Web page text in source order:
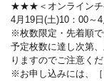
★★★＜オンラインチ
4月19日(土)10：00～
※枚数限定・先着順で
予定枚数に達し次第
りますのでご注意くだ
※お申し込みには、